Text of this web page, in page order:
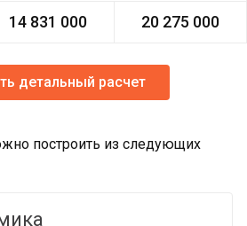
14 831 000 20 275 000
детальный расчет
построить из следующих